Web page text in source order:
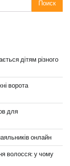
дітям різного
ворота
для
онлайн
волосся: у чому